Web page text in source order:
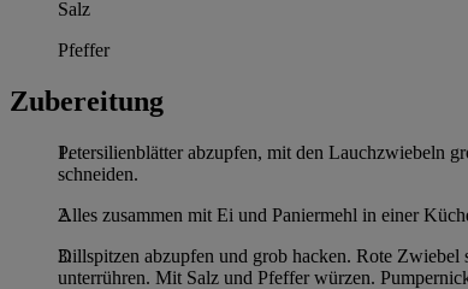
Salz
Pfeffer
Zubereitung
Petersilienblätter abzupfen, mit den Lauchzwiebeln
schneiden.
Alles zusammen mit Ei und Paniermehl in einer
Dillspitzen abzupfen und grob hacken. Rote Zwiebel
unterrühren. Mit Salz und Pfeffer würzen.